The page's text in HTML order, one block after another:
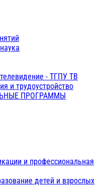
- ТГПУ ТВ
и трудоустройство
ПРОГРАММЫ
и профессиональная
детей и взрослых